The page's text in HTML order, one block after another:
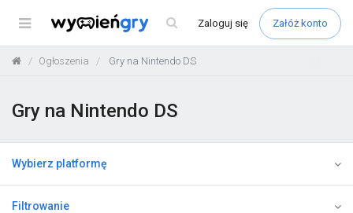
Menu Zaloguj się Załóż konto
Ogłoszenia Gry na Nintendo DS
Gry na Nintendo DS
Wybierz platformę
Filtrowanie